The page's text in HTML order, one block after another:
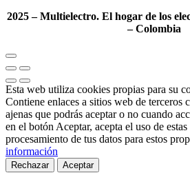
2025 – Multielectro. El hogar de los
– Colombia
Esta web utiliza cookies propias para su
Contiene enlaces a sitios web de terceros
ajenas que podrás aceptar o no cuando
en el botón Aceptar, acepta el uso de
procesamiento de tus datos para estos
información
Rechazar Aceptar